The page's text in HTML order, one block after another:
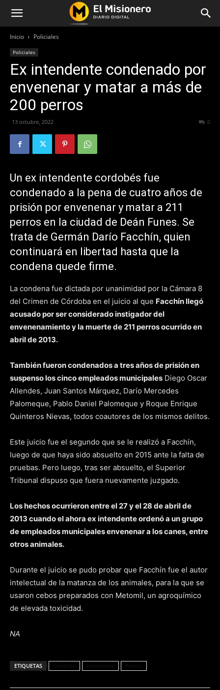
Inicio Policiales
Policiales
Ex intendente condenado por
envenenar y matar a más de
200 perros
13 octubre, 2022 0
Un ex intendente cordobés fue
condenado a la pena de cuatro años de
prisión por envenenar y matar a 211
perros en la ciudad de Deán Funes. Se
trata de Germán Darío Facchín, quien
continuará en libertad hasta que la
condena quede firme.
La condena fue dictada por unanimidad por la Cámara 8
del Crimen de Córdoba en el juicio al que Facchín llegó
acusado por ser considerado instigador del
envenenamiento y la muerte de 211 perros ocurrido en
abril de 2013.
También fueron condenados a tres años de prisión en
suspenso los cinco empleados municipales Diego Oscar
Allendes, Juan Santos Márquez, Darío Mercedes
Palomeque, Pablo Daniel Palomeque y Roque Enrique
Quinteros Nievas, todos coautores de los mismos delitos.
Este juicio fue el segundo que se le realizó a Facchín,
luego de que haya sido absuelto en 2015 ante la falta de
pruebas. Pero luego, tras ser absuelto, el Superior
Tribunal dispuso que fuera nuevamente juzgado.
Los hechos ocurrieron entre el 27 y el 28 de abril de
2013 cuando el ahora ex intendente ordenó a un grupo
de empleados municipales envenenar a los canes, entre
otros animales.
Durante el juicio se pudo probar que Facchín fue el autor
intelectual de la matanza de los animales, para la que se
usaron cebos preparados con Metomil, un agroquímico
de elevada toxicidad.
NA
ETIQUETAS